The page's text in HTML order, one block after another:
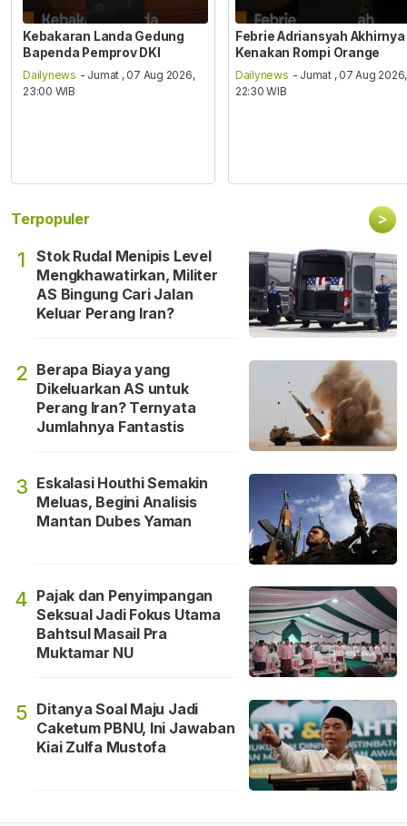
Kebakaran Landa Gedung
Bapenda Pemprov DKI
Dailynews - Jumat , 07 Aug 2026,
23:00 WIB
Febrie Adriansyah Akhirnya
Kenakan Rompi Orange
Dailynews - Jumat , 07 Aug 2026,
22:30 WIB
Terpopuler >
1
Stok Rudal Menipis Level
Mengkhawatirkan, Militer
AS Bingung Cari Jalan
Keluar Perang Iran?
2 Berapa Biaya yang
Dikeluarkan AS untuk
Perang Iran? Ternyata
Jumlahnya Fantastis
3 Eskalasi Houthi Semakin
Meluas, Begini Analisis
Mantan Dubes Yaman
4 Pajak dan Penyimpangan
Seksual Jadi Fokus Utama
Bahtsul Masail Pra
Muktamar NU
5 Ditanya Soal Maju Jadi
Caketum PBNU, Ini Jawaban
Kiai Zulfa Mustofa